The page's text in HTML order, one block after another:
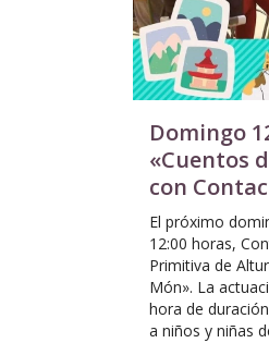
Domingo
«Cuentos
con
El próximo
12:00 horas,
Primitiva de
Món». La
hora de
a niños y niñas